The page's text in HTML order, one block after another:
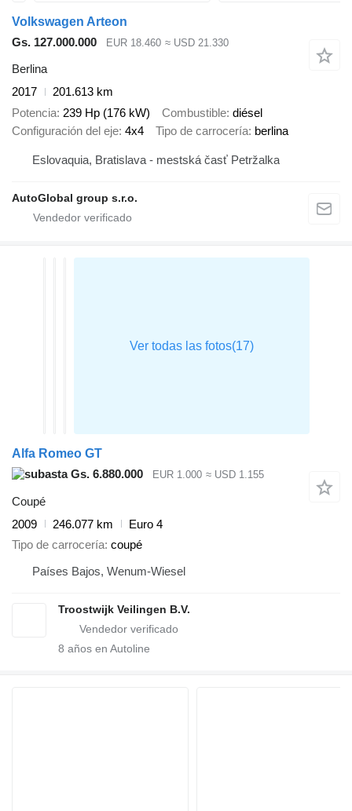
Volkswagen Arteon
Gs. 127.000.000
EUR 18.460 ≈ USD 21.330
Berlina
2017
201.613 km
Potencia 239 Hp (176 kW) Combustible diésel
Configuración del eje 4x4 Tipo de carrocería berlina
Eslovaquia, Bratislava - mestská časť Petržalka
AutoGlobal group s.r.o.
Alfa Romeo GT
Gs. 6.880.000
EUR 1.000 ≈ USD 1.155
Coupé
2009
246.077 km
Euro 4
Tipo de carrocería coupé
Países Bajos, Wenum-Wiesel
Troostwijk Veilingen B.V.
8 años en Autoline